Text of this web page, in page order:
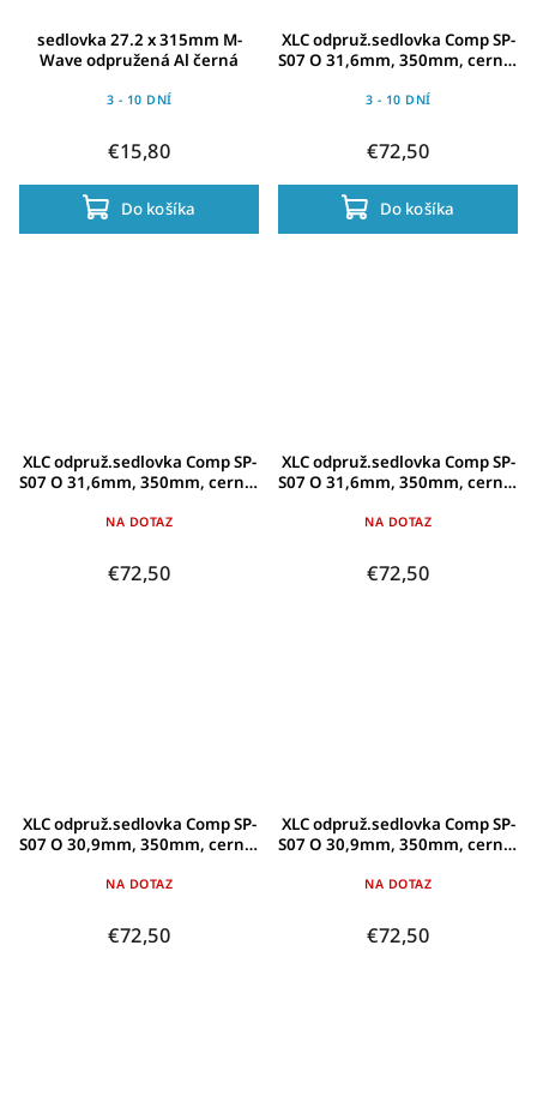
sedlovka 27.2 x 315mm M-
Wave odpružená Al černá
3 - 10 DNÍ
€15,80
Do košíka
XLC odpruž.sedlovka Comp SP-
S07 O 31,6mm, 350mm, cerná,
3 - 10 DNÍ
€72,50
Do košíka
XLC odpruž.sedlovka Comp SP-
S07 O 31,6mm, 350mm, cerná,
NA DOTAZ
€72,50
XLC odpruž.sedlovka Comp SP-
S07 O 31,6mm, 350mm, cerná,
NA DOTAZ
€72,50
XLC odpruž.sedlovka Comp SP-
S07 O 30,9mm, 350mm, cerná,
NA DOTAZ
€72,50
XLC odpruž.sedlovka Comp SP-
S07 O 30,9mm, 350mm, cerná,
NA DOTAZ
€72,50